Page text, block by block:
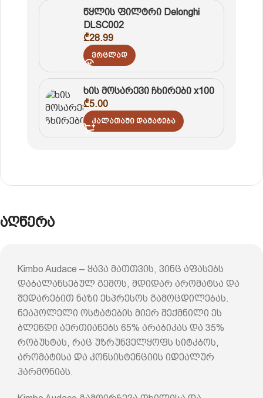
წყლის ფილტრი Delonghi
DLSC002
₾28.99
Ვრცლად
ხის მოსარევი ჩხირები x100
₾5.00
Კალათაში Დამატება
აღწერა
Kimbo Audace – ყავა მათთვის, ვინც აფასებს
დაბალანსებულ გემოს, მდიდარ არომატსა და
შედარებით ნაზი ესპრესოს გამოცდილებას.
ნეაპოლელი ოსტატების მიერ შექმნილი ეს
ბლენდი აერთიანებს 65% არაბიკას და 35%
რობუსტას, რაც უზრუნველყოფს სიტკბოს,
არომატისა და კონსისტენციის იდეალურ
ჰარმონიას.